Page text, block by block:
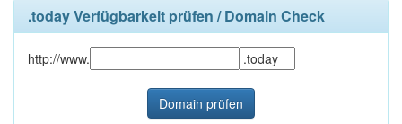
.today Verfügbarkeit prüfen / Domain Check
http://www.